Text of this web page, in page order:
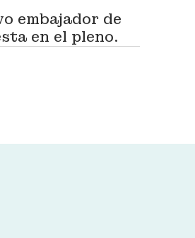
embajador de
en el pleno.